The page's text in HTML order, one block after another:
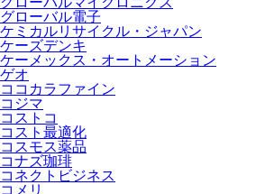
グローバル電子
ケミカルリサイクル・ジャパン
ケーズデンキ
ケーメックス・オートメーション
ゲオ
ココカラファイン
コジマ
コストコ
コスト最適化
コスモス薬品
コナズ珈琲
コネクトビジネス
コメリ